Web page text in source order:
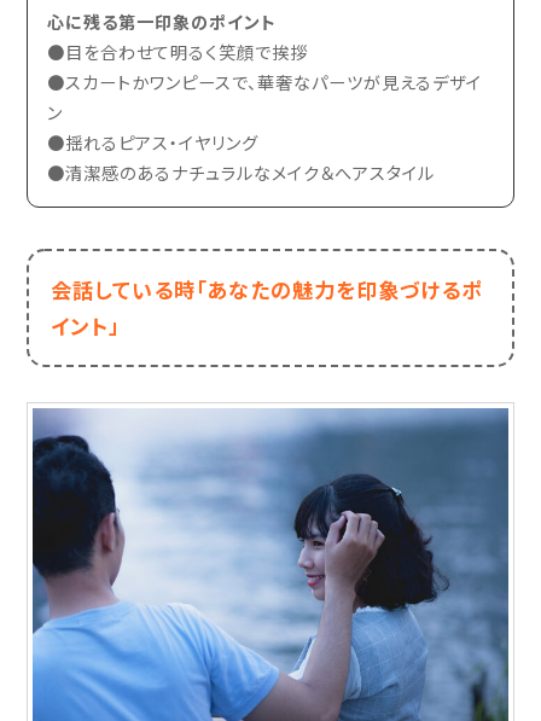
心に残る第一印象のポイント
●目を合わせて明るく笑顔で挨拶
●スカートかワンピースで、華奢なパーツが見えるデザイ
ン
●揺れるピアス・イヤリング
●清潔感のあるナチュラルなメイク＆へアスタイル
会話している時「あなたの魅力を印象づけるポ
イント」